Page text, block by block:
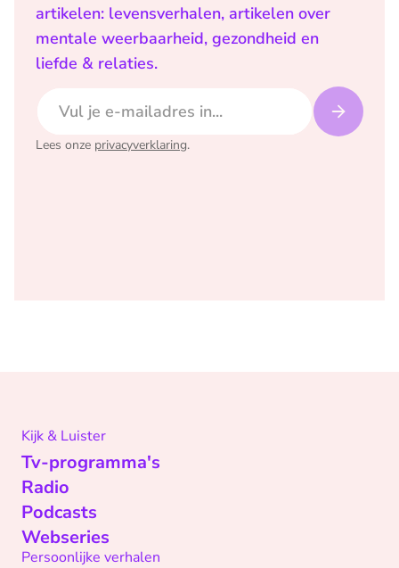
artikelen: levensverhalen, artikelen over
mentale weerbaarheid, gezondheid en
liefde & relaties.
Lees onze privacyverklaring.
Kijk & Luister
Tv-programma's
Radio
Podcasts
Webseries
Persoonlijke verhalen